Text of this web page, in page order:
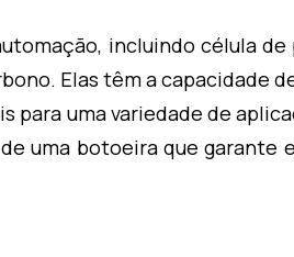
incluindo célula
Elas têm a capacidade
para uma variedade de
uma botoeira que garante